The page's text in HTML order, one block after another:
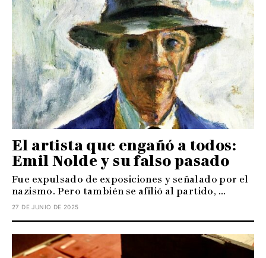
El artista que engañó a todos:
Emil Nolde y su falso pasado
Fue expulsado de exposiciones y señalado por el
nazismo. Pero también se afilió al partido, ...
27 DE JUNIO DE 2025